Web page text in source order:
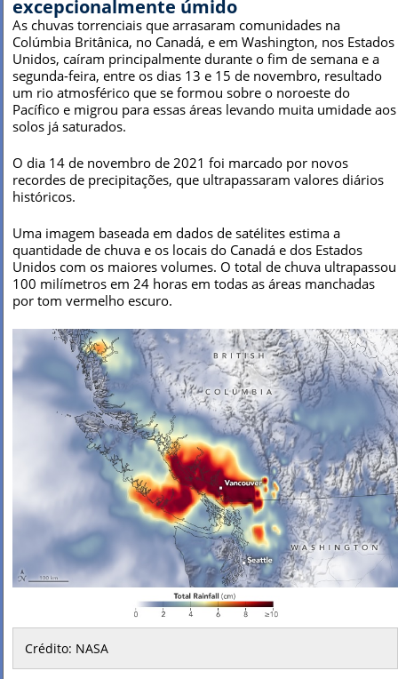
excepcionalmente úmido
As chuvas torrenciais que arrasaram comunidades na
Colúmbia Britânica, no Canadá, e em Washington, nos Estados
Unidos, caíram principalmente durante o fim de semana e a
segunda-feira, entre os dias 13 e 15 de novembro, resultado
um rio atmosférico que se formou sobre o noroeste do
Pacífico e migrou para essas áreas levando muita umidade aos
solos já saturados.
O dia 14 de novembro de 2021 foi marcado por novos
recordes de precipitações, que ultrapassaram valores diários
históricos.
Uma imagem baseada em dados de satélites estima a
quantidade de chuva e os locais do Canadá e dos Estados
Unidos com os maiores volumes. O total de chuva ultrapassou
100 milímetros em 24 horas em todas as áreas manchadas
por tom vermelho escuro.
Crédito: NASA